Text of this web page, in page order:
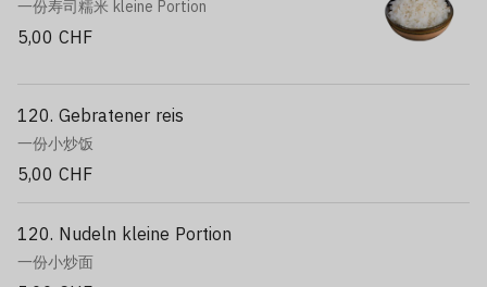
一份寿司糯米 kleine Portion
5,00 CHF
120. Gebratener reis
一份小炒饭
5,00 CHF
120. Nudeln kleine Portion
一份小炒面